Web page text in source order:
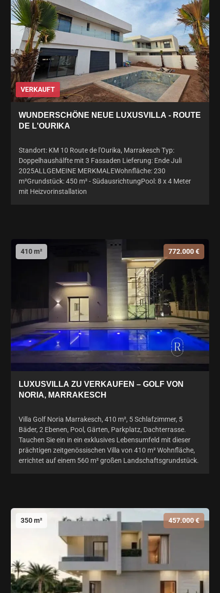
VERKAUFT
WUNDERSCHÖNE NEUE LUXUSVILLA - ROUTE
DE L'OURIKA
Standort: KM 10 Route de l'Ourika, Marrakesch Typ:
Doppelhaushälfte mit 3 Fassaden Lieferung: Ende Juli
2025ALLGEMEINE MERKMALEWohnfläche: 230
m²Grundstück: 450 m² - SüdausrichtungPool: 8 x 4 Meter
mit Heizvorinstallation
410 m² 772.000 €
LUXUSVILLA ZU VERKAUFEN – GOLF VON
NORIA, MARRAKESCH
Villa Golf Noria Marrakesch, 410 m², 5 Schlafzimmer, 5
Bäder, 2 Ebenen, Pool, Gärten, Parkplatz, Dachterrasse.
Tauchen Sie ein in ein exklusives Lebensumfeld mit dieser
prächtigen zeitgenössischen Villa von 410 m² Wohnfläche,
errichtet auf einem 560 m² großen Landschaftsgrundstück.
350 m² 457.000 €